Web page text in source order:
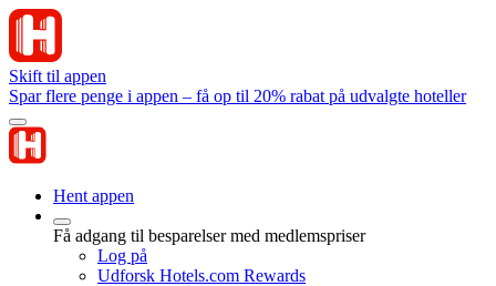
Skift til appen
Spar flere penge i appen – få op til 20% rabat på udvalgte hoteller
Hent appen
Få adgang til besparelser med medlemspriser
Log på
Udforsk Hotels.com Rewards